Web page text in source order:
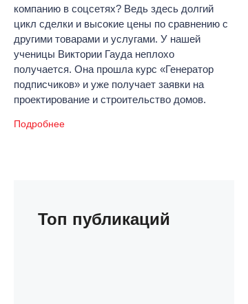
компанию в соцсетях? Ведь здесь долгий
цикл сделки и высокие цены по сравнению с
другими товарами и услугами. У нашей
ученицы Виктории Гауда неплохо
получается. Она прошла курс «Генератор
подписчиков» и уже получает заявки на
проектирование и строительство домов.
Подробнее
Топ публикаций